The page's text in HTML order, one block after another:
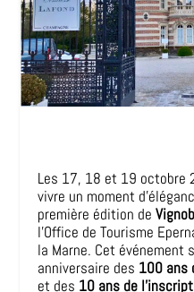
Les 17, 18 et 19 octobre
vivre un moment
première édition de
l’Office de Tourisme
la Marne. Cet événement
anniversaire des 100 ans
et des 10 ans de